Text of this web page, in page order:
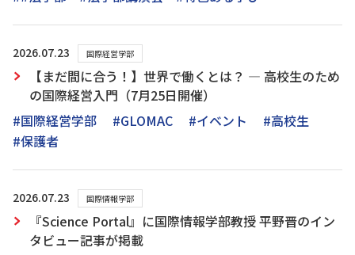
2026.07.23 国際経営学部
【まだ間に合う！】世界で働くとは？ ― 高校生のため
の国際経営入門（7月25日開催）
#国際経営学部
#GLOMAC #イベント
#高校生
#保護者
2026.07.23 国際情報学部
『Science Portal』に国際情報学部教授 平野晋のイン
タビュー記事が掲載